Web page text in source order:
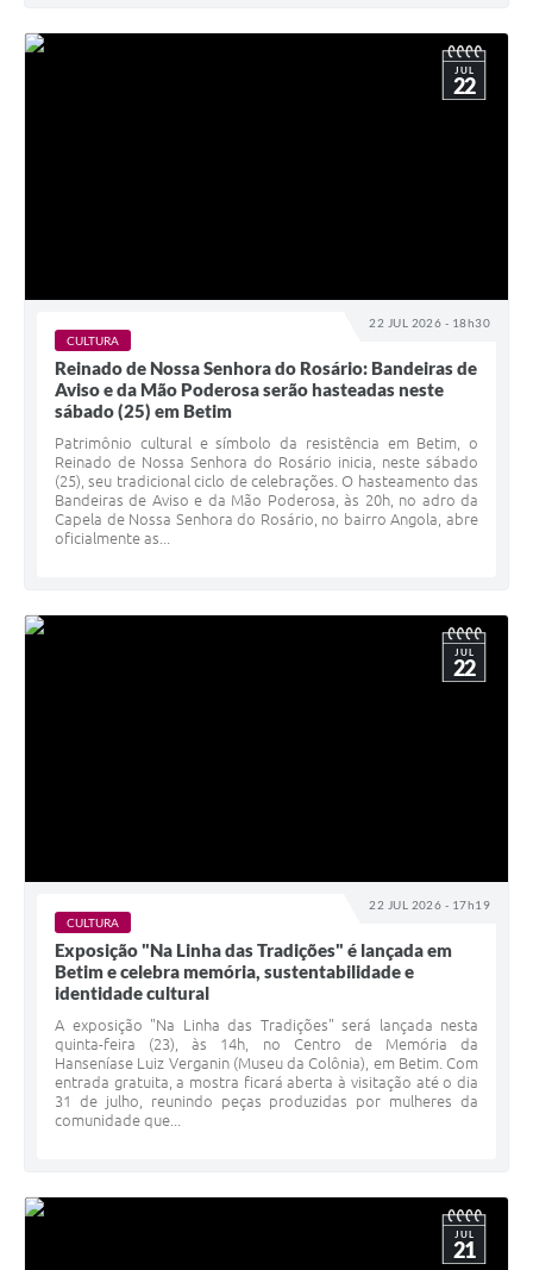
22 JUL 2026 - 18h30
JUL
22
CULTURA
Reinado de Nossa Senhora do Rosário: Bandeiras de
Aviso e da Mão Poderosa serão hasteadas neste
sábado (25) em Betim
Patrimônio cultural e símbolo da resistência em Betim, o
Reinado de Nossa Senhora do Rosário inicia, neste sábado
(25), seu tradicional ciclo de celebrações. O hasteamento das
Bandeiras de Aviso e da Mão Poderosa, às 20h, no adro da
Capela de Nossa Senhora do Rosário, no bairro Angola, abre
oficialmente as...
22 JUL 2026 - 17h19
JUL
22
CULTURA
Exposição "Na Linha das Tradições" é lançada em
Betim e celebra memória, sustentabilidade e
identidade cultural
A exposição "Na Linha das Tradições" será lançada nesta
quinta-feira (23), às 14h, no Centro de Memória da
Hanseníase Luiz Verganin (Museu da Colônia), em Betim. Com
entrada gratuita, a mostra ficará aberta à visitação até o dia
31 de julho, reunindo peças produzidas por mulheres da
comunidade que...
JUL
21